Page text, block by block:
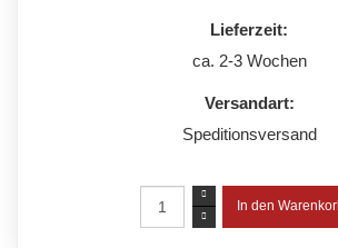
Lieferzeit:
ca. 2-3 Wochen
Versandart:
Speditionsversand